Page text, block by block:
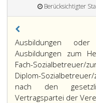
Berücksichtigter
Ausbildungen
Ausbildungen zum
Fach-Sozialbetreuer/
Diplom-
nach den
Vertragspartei der